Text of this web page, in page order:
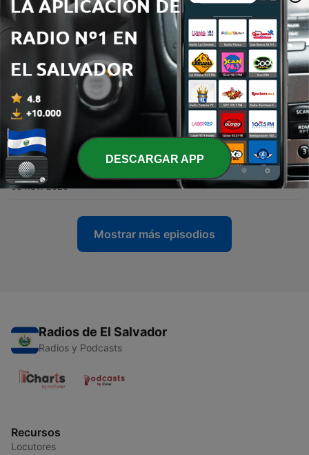
14 dic. 2020
7 - Los Dos exilios de mi vida. 🧳
🧟‍♂️ Zombies! 🧟‍♀️
22 nov. 2020
Armin Meiwes - El Caníbal de Essen
15 nov. 2020
4 - El Chamo, Diego y #Venezuela - Parte 2
08 nov. 2020
Mostrar más episodios
Radios de El Salvador
Radios y Podcasts
Recursos
Locutores
DESCARGAR APP